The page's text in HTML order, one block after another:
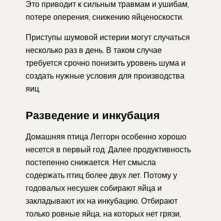
Это приводит к сильным травмам и ушибам,
потере оперения, снижению яйценоскости.
Приступы шумовой истерии могут случаться
несколько раз в день. В таком случае
требуется срочно понизить уровень шума и
создать нужные условия для производства
яиц.
Разведение и инкубация
Домашняя птица Леггорн особенно хорошо
несется в первый год. Далее продуктивность
постепенно снижается. Нет смысла
содержать птиц более двух лет. Потому у
годовалых несушек собирают яйца и
закладывают их на инкубацию. Отбирают
только ровные яйца, на которых нет грязи,